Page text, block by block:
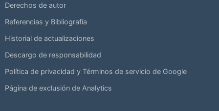
Derechos de autor
Referencias y Bibliografía
Historial de actualizaciones
Descargo de responsabilidad
Política de privacidad y Términos de servicio de Google
Página de exclusión de Analytics